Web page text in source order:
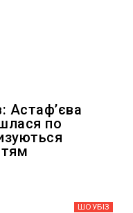
Астафʼєва
по
ШОУБIЗ